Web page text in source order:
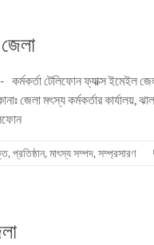
কর্মকর্তা টেলিফোন ফ্যাক্স ইমেইল
মৎস্য কর্মকর্তার কার্যালয়,
, প্রতিষ্ঠান, মাৎস্য সম্পদ, সম্প্রসারণ